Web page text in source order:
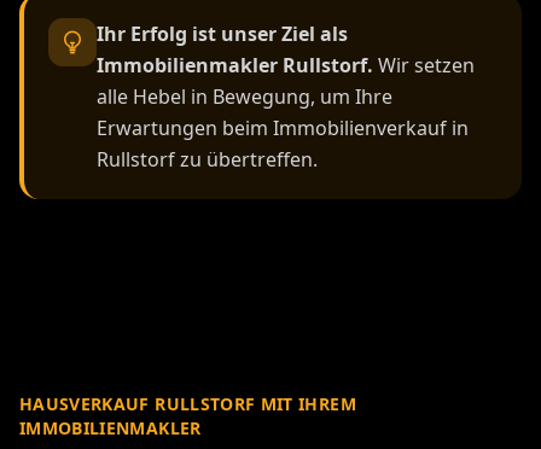
Ihr Erfolg ist unser Ziel als
Immobilienmakler Rullstorf. Wir setzen
alle Hebel in Bewegung, um Ihre
Erwartungen beim Immobilienverkauf in
Rullstorf zu übertreffen.
HAUSVERKAUF RULLSTORF MIT IHREM
IMMOBILIENMAKLER